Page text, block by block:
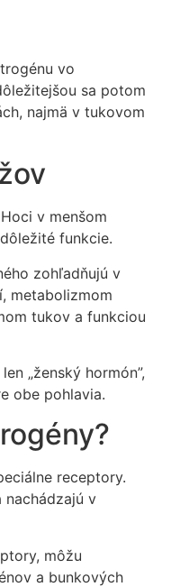
vo
sa potom
najmä v tukovom
v menšom
funkcie.
zohľadňujú v
metabolizmom
tukov a funkciou
„ženský hormón”,
obe pohlavia.
receptory.
v
môžu
a bunkových